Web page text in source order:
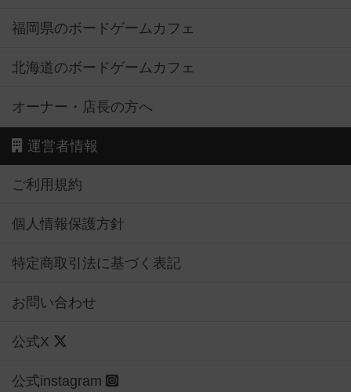
福岡県のボードゲームカフェ
北海道のボードゲームカフェ
オーナー・店長の方へ
運営者情報
ご利用規約
個人情報保護方針
特定商取引法に基づく表記
お問い合わせ
公式X
公式instagram